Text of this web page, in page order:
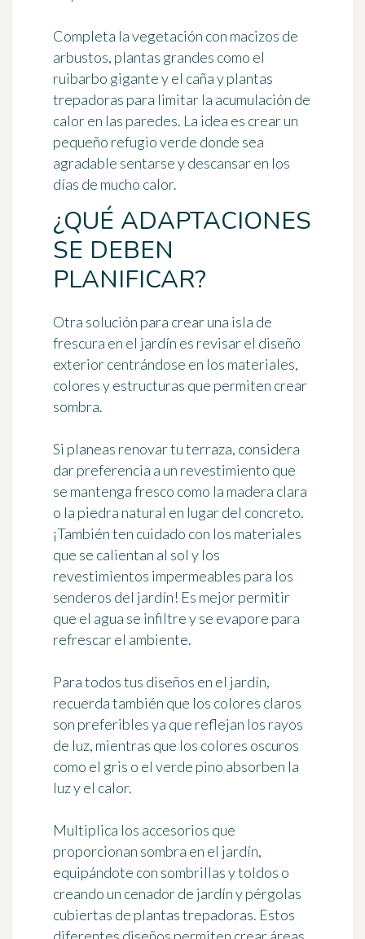
Completa la vegetación con macizos de
arbustos, plantas grandes como el
ruibarbo gigante y el caña y plantas
trepadoras para limitar la acumulación de
calor en las paredes. La idea es crear un
pequeño refugio verde donde sea
agradable sentarse y descansar en los
días de mucho calor.
¿QUÉ ADAPTACIONES
SE DEBEN
PLANIFICAR?
Otra solución para crear una isla de
frescura en el jardín es revisar el diseño
exteriorcentrándose en los materiales,
colores y estructuras que permiten crear
sombra.
Si planeas renovar tu terraza, considera
dar preferencia a un revestimiento que
se mantenga fresco como la madera clara
o la piedra natural en lugar del concreto.
¡También ten cuidado con los materiales
que se calientan al sol y los
revestimientos impermeables para los
senderos del jardín! Es mejorpermitir
que el agua se infiltre y se evapore para
refrescar el ambiente.
Para todos tus diseños en el jardín,
recuerda también que los colores claros
son preferiblesya que reflejan los rayos
de luz, mientras que los colores oscuros
como el gris o el verde pino absorben la
luz y el calor.
Multiplica los accesorios que
proporcionan sombra en el jardín,
equipándote con sombrillas y toldos o
creando un cenador de jardín y pérgolas
cubiertas de plantas trepadoras. Estos